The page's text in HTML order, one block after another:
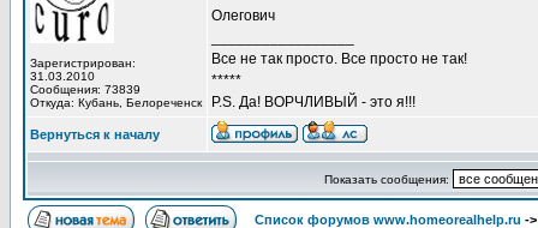
Зарегистрирован:
31.03.2010
Сообщения: 73839
Откуда: Кубань, Белореченск
Олегович
Все не так просто. Все просто не так!
*****
P.S. Да! ВОРЧЛИВЫЙ - это я!!!
Вернуться к началу
Показать сообщения:
Список форумов www.homeorealhelp.ru -